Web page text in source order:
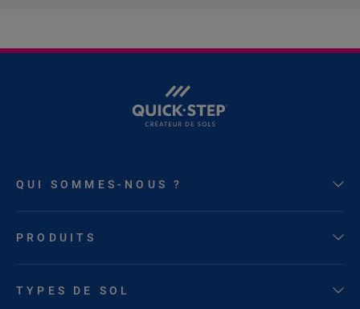
QUI SOMMES-NOUS ?
PRODUITS
TYPES DE SOL